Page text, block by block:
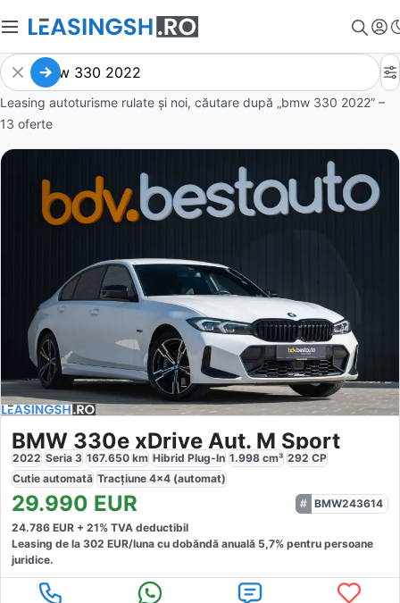
Leasing autoturisme rulate și noi, căutare după „bmw 330 2022” –
13 oferte
BMW 330e xDrive Aut. M Sport
2022 Seria 3 167.650 km Hibrid Plug-In 1.998 cm³ 292 CP
Cutie automată Tracțiune 4x4 (automat)
29.990 EUR
BMW243614
24.786 EUR + 21% TVA deductibil
Leasing de la 302 EUR/luna cu dobăndă anuală 5,7% pentru persoane
juridice.